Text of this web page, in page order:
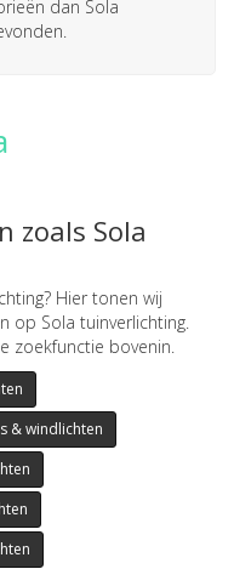
dan Sola
zoals Sola
Hier tonen wij
op Sola tuinverlichting.
zoekfunctie bovenin.
& windlichten